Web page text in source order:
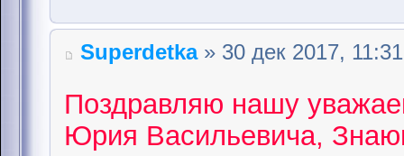
Superdetka» 30 дек 2017, 11:31
Поздравляю нашу
Юрия Васильевича,